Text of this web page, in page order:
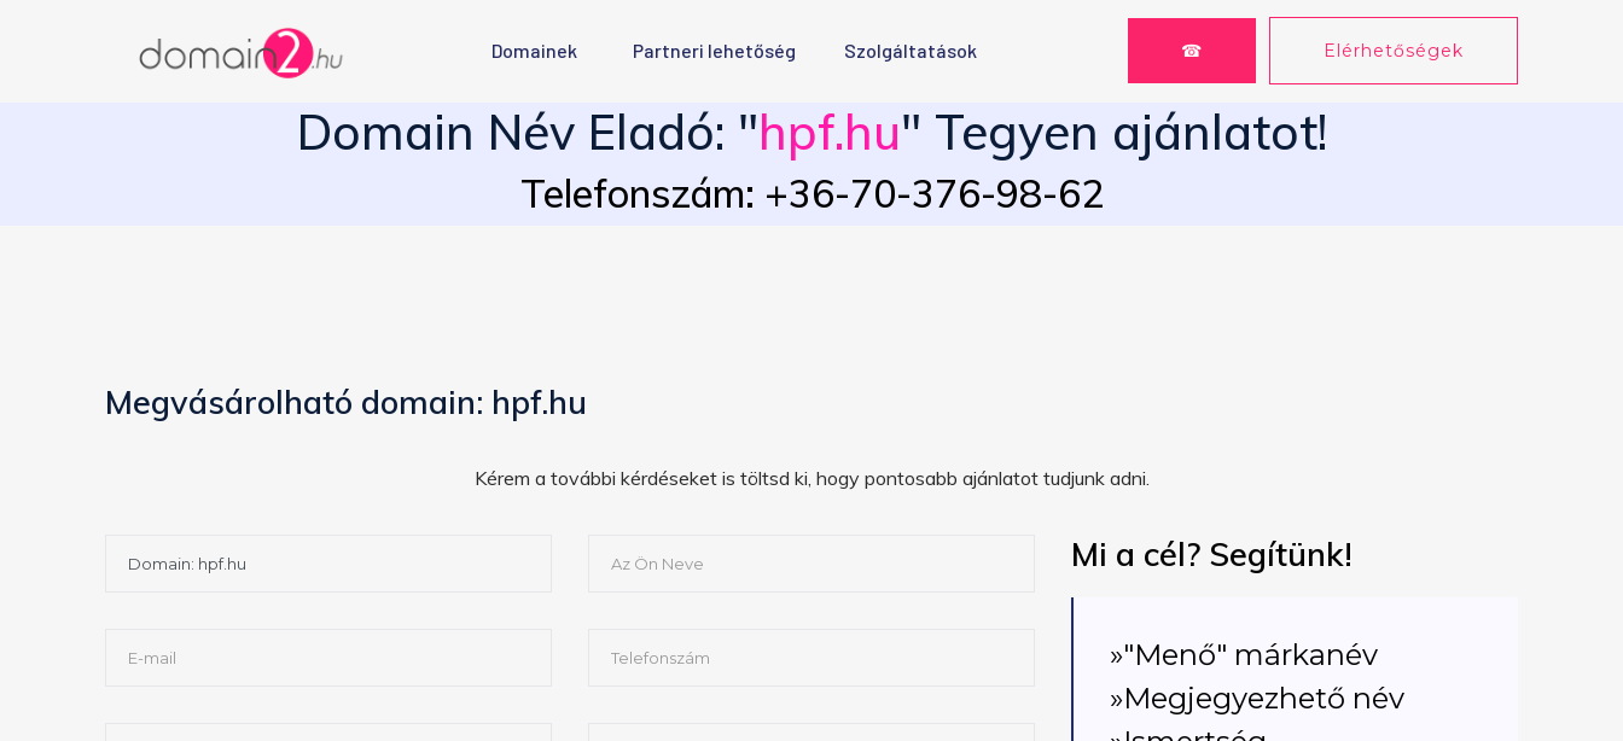
Domainek Partneri lehetőség Szolgáltatások ☎ Elérhetőségek
Domain Név Eladó: "hpf.hu" Tegyen ajánlatot!
Telefonszám: +36-70-376-98-62
Megvásárolható domain: hpf.hu
Kérem a további kérdéseket is töltsd ki, hogy pontosabb ajánlatot tudjunk adni.
Mi a cél? Segítünk!
»"Menő" márkanév
»Megjegyezhető név